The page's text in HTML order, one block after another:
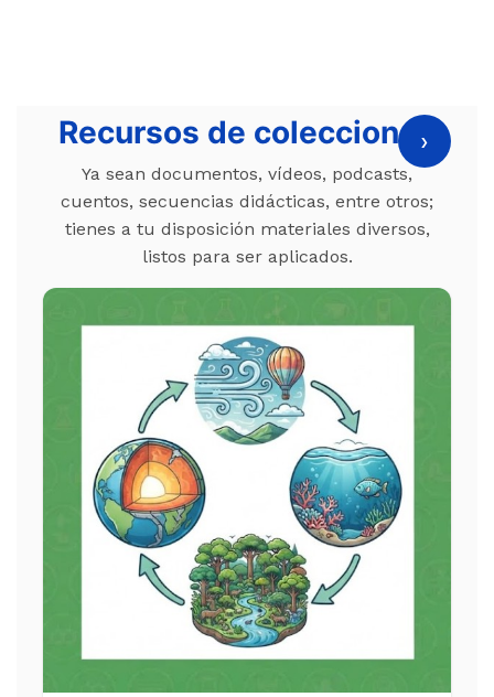
Recursos de colecciones
Ya sean documentos, vídeos, podcasts,
cuentos, secuencias didácticas, entre otros;
tienes a tu disposición materiales diversos,
listos para ser aplicados.
›